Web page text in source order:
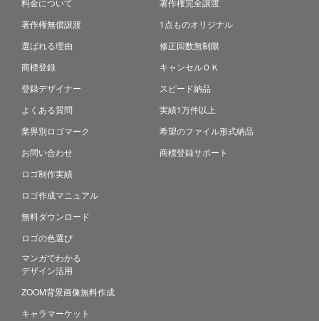
料金について
著作権無償譲渡
選ばれる理由
商標登録
登録デザイナー
よくある質問
業界別ロゴマーク
お問い合わせ
ロゴ制作実績
ロゴ作成マニュアル
無料ダウンロード
ロゴの色選び
マンガでわかる
デザイン活用
ZOOM背景画像無料作成
キャラマーケット
著作権完全譲渡
1点ものオリジナル
修正回数無制限
キャンセルＯＫ
スピード納品
実績1万件以上
希望のファイル形式納品
商標登録サポート